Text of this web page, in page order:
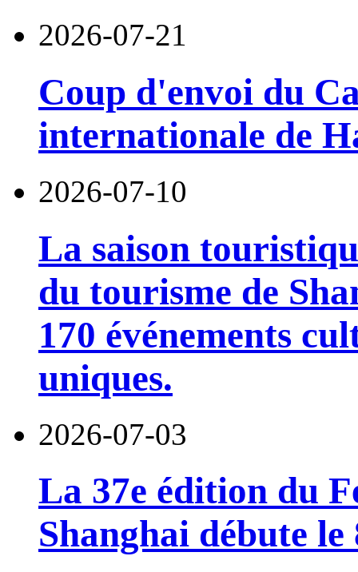
2026-07-21
Coup d'envoi du
internationale de
2026-07-10
La saison
du tourisme de
170 événements
uniques.
2026-07-03
La 37e édition du
Shanghai débute